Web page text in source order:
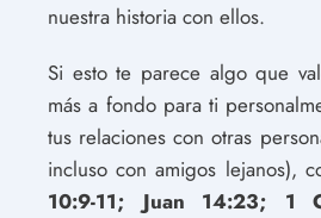
nuestra historia con ellos.
Si esto te parece algo que
más a fondo para ti
tus relaciones con otras
incluso con amigos lejanos),
10:9-11; Juan 14:23; 1